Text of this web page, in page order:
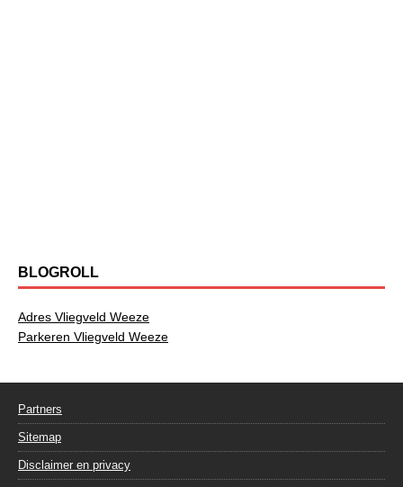
BLOGROLL
Adres Vliegveld Weeze
Parkeren Vliegveld Weeze
Partners
Sitemap
Disclaimer en privacy